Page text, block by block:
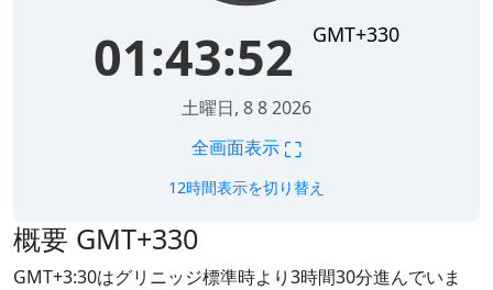
01:43:52 GMT+330
土曜日, 8 8 2026
全画面表示 ⛶
12時間表示を切り替え
概要 GMT+330
GMT+3:30はグリニッジ標準時より3時間30分進んでいま